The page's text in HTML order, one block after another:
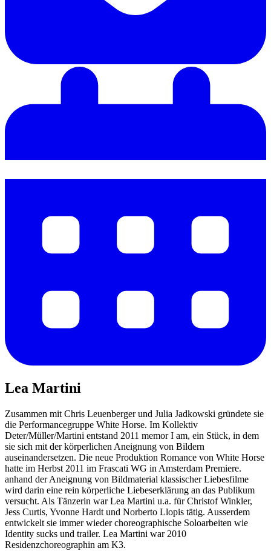
Lea Martini
Zusammen mit Chris Leuenberger und Julia Jadkowski gründete sie
die Performancegruppe White Horse. Im Kollektiv
Deter/Müller/Martini entstand 2011 memor I am, ein Stück, in dem
sie sich mit der körperlichen Aneignung von Bildern
auseinandersetzen. Die neue Produktion Romance von White Horse
hatte im Herbst 2011 im Frascati WG in Amsterdam Premiere.
anhand der Aneignung von Bildmaterial klassischer Liebesfilme
wird darin eine rein körperliche Liebeserklärung an das Publikum
versucht. Als Tänzerin war Lea Martini u.a. für Christof Winkler,
Jess Curtis, Yvonne Hardt und Norberto Llopis tätig. Ausserdem
entwickelt sie immer wieder choreographische Soloarbeiten wie
Identity sucks und trailer. Lea Martini war 2010
Residenzchoreographin am K3.